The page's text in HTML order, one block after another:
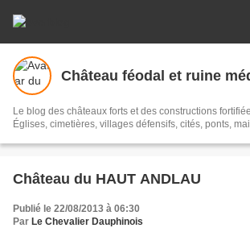
Château féodal et ruine
Le blog des châteaux forts et des constructions
Églises, cimetières, villages défensifs, cités, ponts,
Château du HAUT ANDLAU
Publié le 22/08/2013 à 06:30
Par Le Chevalier Dauphinois